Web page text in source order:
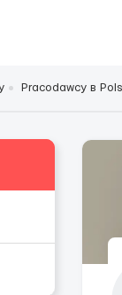
Pracodawcy в